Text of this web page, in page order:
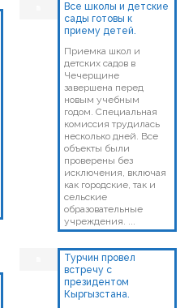
Все школы и детские
сады готовы к
приему детей.
Приемка школ и
детских садов в
Чечерщине
завершена перед
новым учебным
годом. Специальная
комиссия трудилась
несколько дней. Все
объекты были
проверены без
исключения, включая
как городские, так и
сельские
образовательные
учреждения. ...
Турчин провел
встречу с
президентом
Кыргызстана.